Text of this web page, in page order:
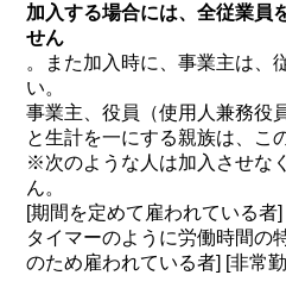
加入する場合には、全従業員
せん
。また加入時に、事業主は、
い。
事業主、役員（使用人兼務役
と生計を一にする親族は、こ
※次のような人は加入させな
ん。
[期間を定めて雇われている者
タイマーのように労働時間の
のため雇われている者] [非常